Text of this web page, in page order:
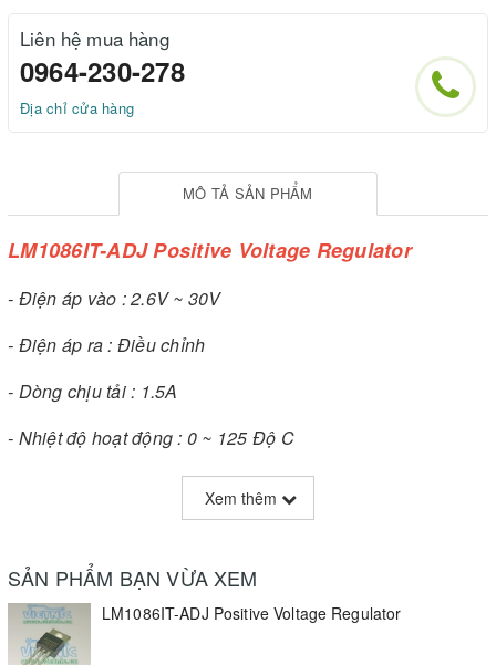
Liên hệ mua hàng
0964-230-278
Địa chỉ cửa hàng
MÔ TẢ SẢN PHẨM
LM1086IT-ADJ Positive Voltage Regulator
- Điện áp vào : 2.6V ~ 30V
- Điện áp ra : Điều chỉnh
- Dòng chịu tải : 1.5A
- Nhiệt độ hoạt động : 0 ~ 125 Độ C
Xem thêm
SẢN PHẨM BẠN VỪA XEM
LM1086IT-ADJ Positive Voltage Regulator